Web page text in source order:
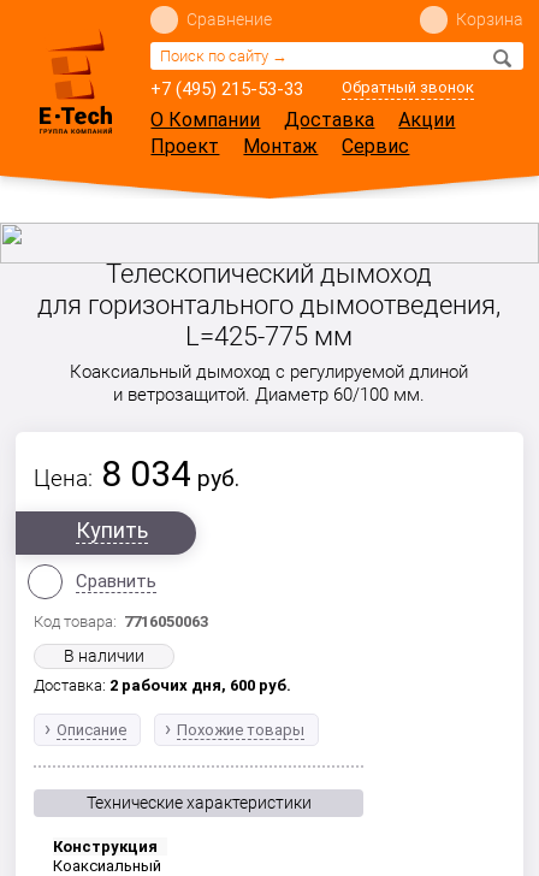
+7 (495) 215-53-33 Обратный звонок
Сравнение Корзина
О Компании Доставка
Акции
Проект
Монтаж Сервис
Телескопический дымоход
для горизонтального дымоотведения,
L=425-775 мм
Коаксиальный дымоход с регулируемой длиной
и ветрозащитой. Диаметр 60/100 мм.
Цена: 8 034 руб.
Купить
Сравнить
Код товара: 7716050063
В наличии
Доставка: 2 рабочих дня, 600 руб.
Описание Похожие товары
Технические характеристики
Конструкция
Коаксиальный